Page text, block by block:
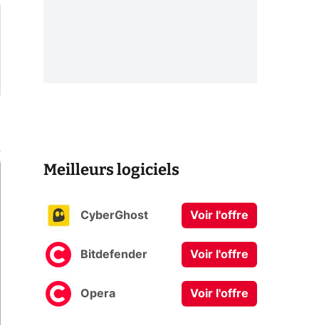
Meilleurs logiciels
CyberGhost Voir l'offre
Bitdefender Voir l'offre
Opera Voir l'offre